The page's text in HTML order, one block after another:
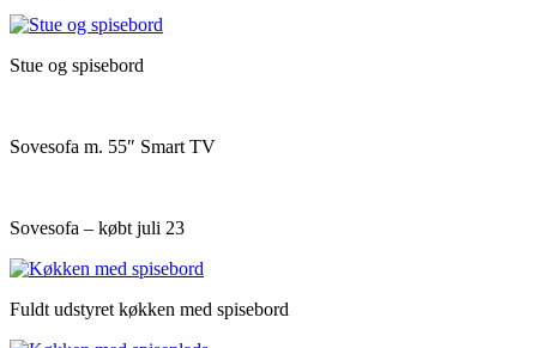
Stue og spisebord
Sovesofa m. 55″ Smart TV
Sovesofa – købt juli 23
Fuldt udstyret køkken med spisebord